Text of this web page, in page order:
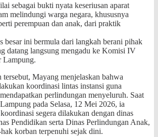
sebagai bukti nyata keseriusan aparat
melindungi warga negara, khususnya
perempuan dan anak, dari praktik
besar ini bermula dari langkah berani pihak
datang langsung mengadu ke Komisi IV
Lampung.
Mayang menjelaskan bahwa
koordinasi lintas instansi guna
perlindungan menyeluruh. Saat
pada Selasa, 12 Mei 2026, ia
segera dilakukan dengan dinas
Pendidikan serta Dinas Perlindungan Anak,
korban terpenuhi sejak dini.